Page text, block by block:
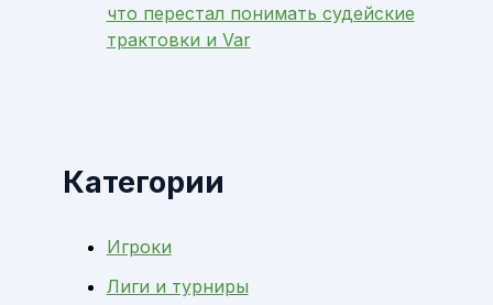
что перестал понимать судейские
трактовки и Var
Категории
Игроки
Лиги и турниры